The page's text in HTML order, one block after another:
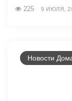
225 9 ИЮЛЯ,
Новости